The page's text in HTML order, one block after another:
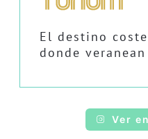
El destino
donde
Ver